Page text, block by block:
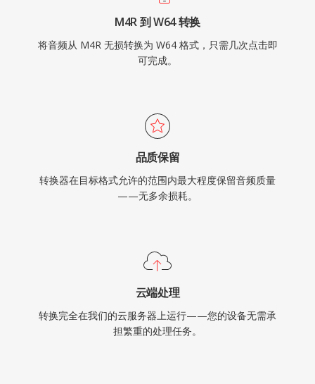
M4R 到 W64 转换
将音频从 M4R 无损转换为 W64 格式，只需几次点击即
可完成。
品质保留
转换器在目标格式允许的范围内最大程度保留音频质量
——无多余损耗。
云端处理
转换完全在我们的云服务器上运行——您的设备无需承
担繁重的处理任务。